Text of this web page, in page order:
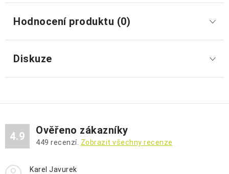
Hodnocení produktu (0)
Diskuze
4.9 Ověřeno zákazníky
449 recenzí. Zobrazit všechny recenze
Karel Javurek